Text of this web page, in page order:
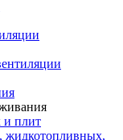
и плит
жидкотопливных,